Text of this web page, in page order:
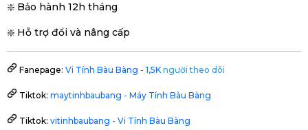
❇️ Bảo hành 12h tháng
❇️ Hỗ trợ đổi và nâng cấp
Fanepage: Vi Tính Bàu Bàng - 1,5K người theo dõi
Tiktok: maytinhbaubang - Máy Tính Bàu Bàng
Tiktok: vitinhbaubang - Vi Tính Bàu Bàng